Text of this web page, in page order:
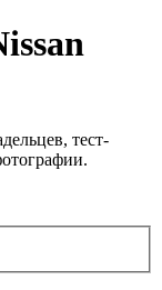
тест-